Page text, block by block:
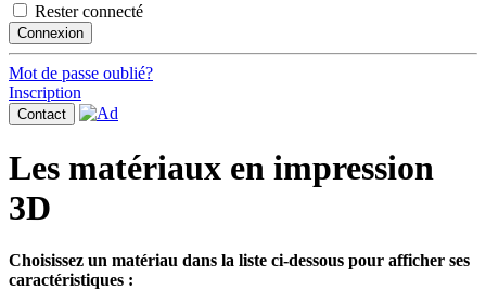
Rester connecté
Connexion
Mot de passe oublié?
Inscription
Contact
Les matériaux en impression
3D
Choisissez un matériau dans la liste ci-dessous pour afficher ses
caractéristiques :